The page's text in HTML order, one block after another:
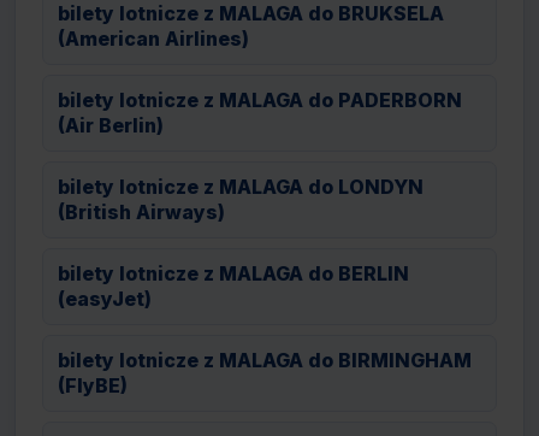
bilety lotnicze z MALAGA do BRUKSELA
(American Airlines)
bilety lotnicze z MALAGA do PADERBORN
(Air Berlin)
bilety lotnicze z MALAGA do LONDYN
(British Airways)
bilety lotnicze z MALAGA do BERLIN
(easyJet)
bilety lotnicze z MALAGA do BIRMINGHAM
(FlyBE)